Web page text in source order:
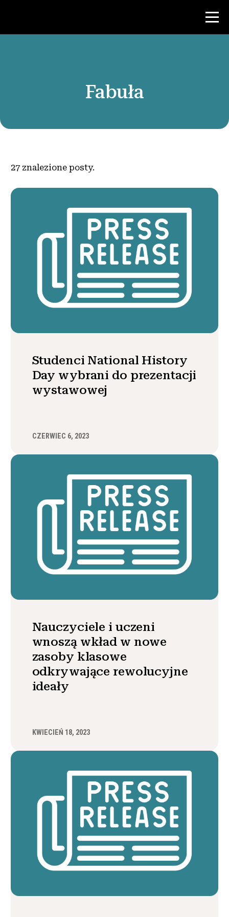
Zasoby dla nauczycieli
Wiadomości i wydarzenia
Zaangażować się
Fabuła
27 znalezione posty.
Studenci National History
Day wybrani do prezentacji
wystawowej
CZERWIEC 6, 2023
Nauczyciele i uczeni
wnoszą wkład w nowe
zasoby klasowe
odkrywające rewolucyjne
ideały
KWIECIEŃ 18, 2023